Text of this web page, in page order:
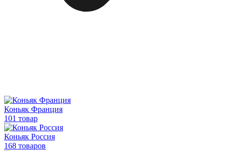
Коньяк Франция
101 товар
Коньяк Россия
168 товаров